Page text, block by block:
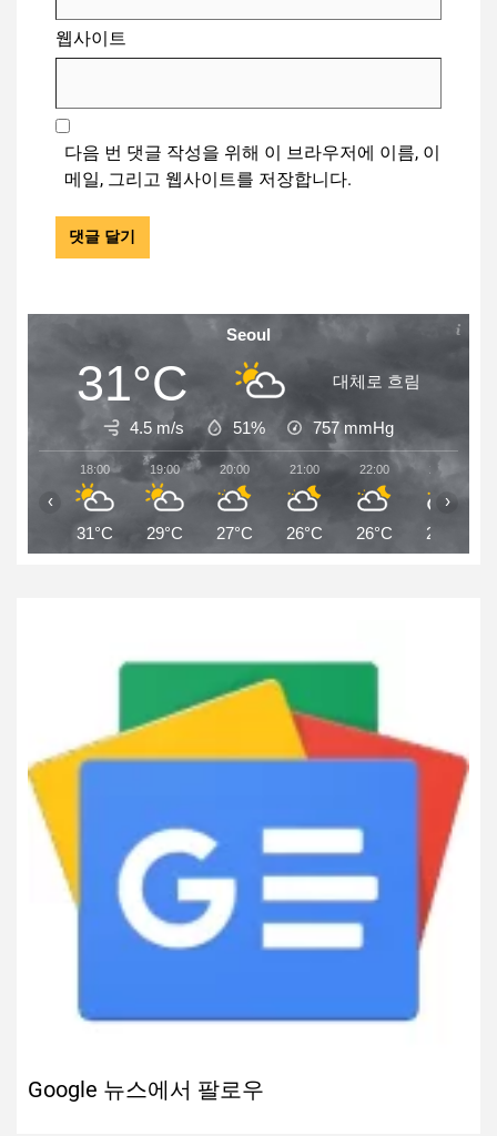
웹사이트
다음 번 댓글 작성을 위해 이 브라우저에 이름, 이
메일, 그리고 웹사이트를 저장합니다.
Seoul
31°C 대체로 흐림
4.5 m/s 51% 757 mmHg
18:00
31°C
19:00
29°C
20:00
27°C
21:00
26°C
22:00
26°C
23:00
25°C
‹ ›
Google 뉴스에서 팔로우